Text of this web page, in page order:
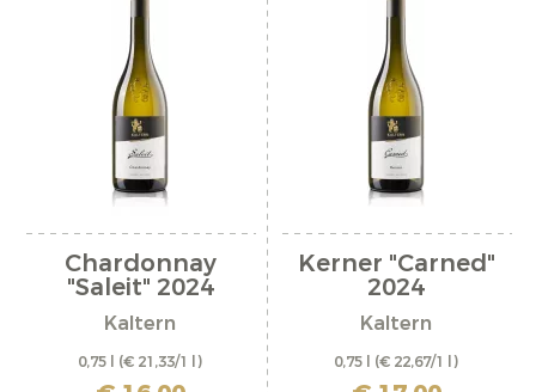
Chardonnay
"Saleit" 2024
Kaltern
0,75 l (€ 21,33/1 l)
inkl. MwSt. zzgl. Versandkosten
Kerner "Carned"
2024
Kaltern
0,75 l (€ 22,67/1 l)
inkl. MwSt. zzgl. Versandkosten